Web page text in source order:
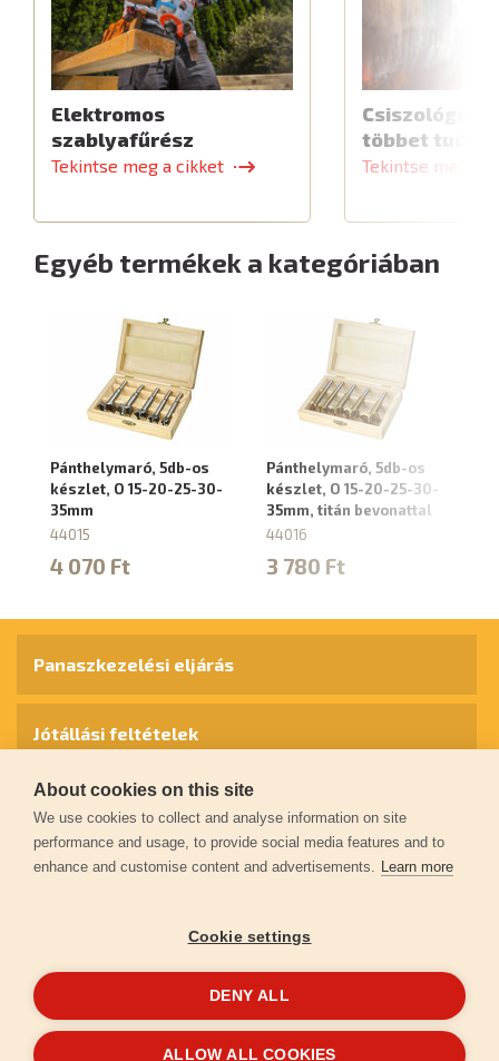
Elektromos
szablyafűrész
Tekintse meg a cikket
Csiszológép,
többet tud
Tekintse meg a
Egyéb termékek a kategóriában
Pánthelymaró, 5db-os
készlet, O 15-20-25-30-
35mm
44015
4 070 Ft
Pánthelymaró, 5db-os
készlet, O 15-20-25-30-
35mm, titán bevonattal
44016
3 780 Ft
© 2026extol.hu- Minden jog fenntartva
Panaszkezelési eljárás
Jótállási feltételek
Személyes adatok védelme
Kapcsolat
Garancia regisztráció
About cookies on this site
We use cookies to collect and analyse information on site
performance and usage, to provide social media features and to
enhance and customise content and advertisements. Learn more
Cookie settings
DENY ALL
ALLOW ALL COOKIES